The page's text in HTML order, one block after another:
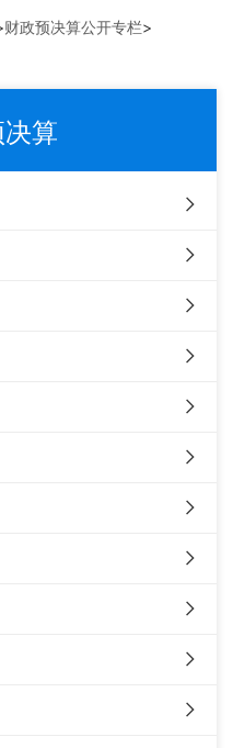
财政预决算公开专栏>
算